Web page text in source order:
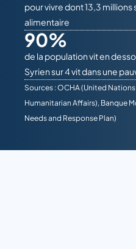
pour vivre dont 13,3
alimentaire
90%
de la population vit en
Syrien sur 4 vit dans une
Sources : OCHA (United
Humanitarian Affairs), Banque
Needs and Response Plan)